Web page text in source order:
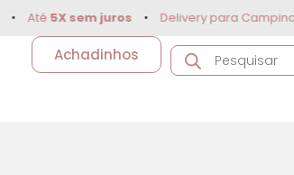
5X sem juros • Delivery para Campinas e
Achadinhos